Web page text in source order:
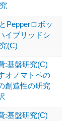
Pepperロボッ
イブリッドシ
(C)
:基盤研究(C)
オノマトペの
創造性の研究
:基盤研究(C)